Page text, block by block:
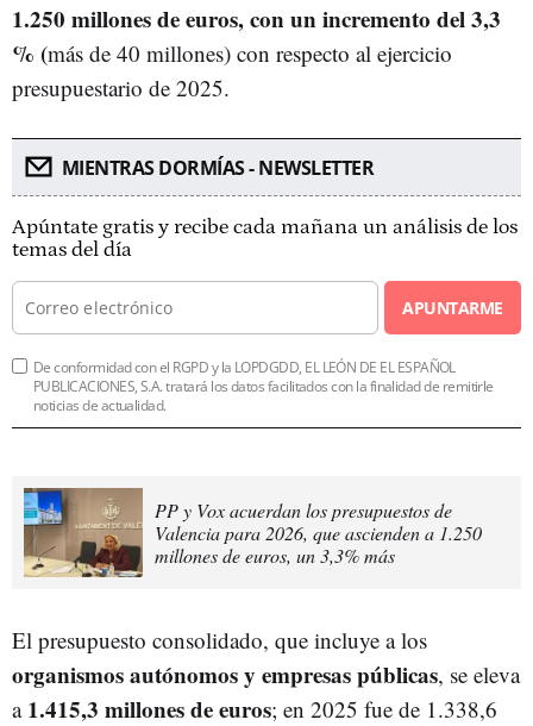
1.250 millones de euros, con un incremento del 3,3
% (más de 40 millones) con respecto al ejercicio
presupuestario de 2025.
MIENTRAS DORMÍAS - NEWSLETTER
Apúntate gratis y recibe cada mañana un análisis de los
temas del día
APUNTARME
De conformidad con el RGPD y la LOPDGDD, EL LEÓN DE EL ESPAÑOL
PUBLICACIONES, S.A. tratará los datos facilitados con la finalidad de remitirle
noticias de actualidad.
PP y Vox acuerdan los presupuestos de
Valencia para 2026, que ascienden a 1.250
millones de euros, un 3,3% más
El presupuesto consolidado, que incluye a los
organismos autónomos y empresas públicas, se eleva
a 1.415,3 millones de euros; en 2025 fue de 1.338,6